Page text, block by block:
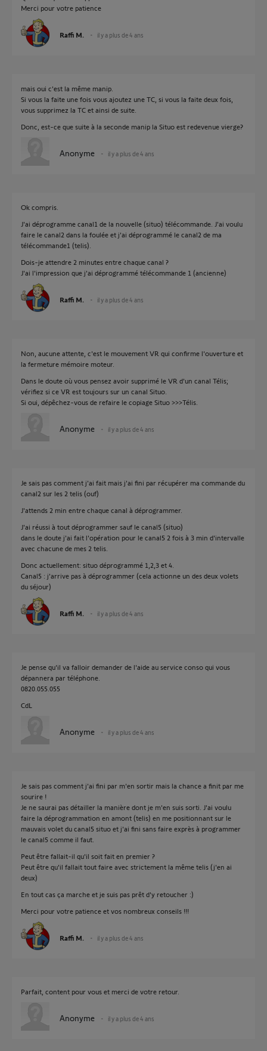
Merci pour votre patience
Raffi M. il y a plus de 4 ans
mais oui c'est la même manip.
Si vous la faite une fois vous ajoutez une TC, si vous la faite deux fois,
vous supprimez la TC et ainsi de suite.
Donc, est-ce que suite à la seconde manip la Situo est redevenue vierge?
Anonyme il y a plus de 4 ans
Ok compris.
J'ai déprogramme canal1 de la nouvelle (situo) télécommande. J'ai voulu
faire le canal2 dans la foulée et j'ai déprogrammé le canal2 de ma
télécommande1 (telis).
Dois-je attendre 2 minutes entre chaque canal ?
J'ai l'impression que j'ai déprogrammé télécommande 1 (ancienne)
Raffi M. il y a plus de 4 ans
Non, aucune attente, c'est le mouvement VR qui confirme l'ouverture et
la fermeture mémoire moteur.
Dans le doute où vous pensez avoir supprimé le VR d'un canal Télis;
vérifiez si ce VR est toujours sur un canal Situo.
Si oui, dépêchez-vous de refaire le copiage Situo >>>Télis.
Anonyme il y a plus de 4 ans
Je sais pas comment j'ai fait mais j'ai fini par récupérer ma commande du
canal2 sur les 2 telis (ouf)
J'attends 2 min entre chaque canal à déprogrammer.
J'ai réussi à tout déprogrammer sauf le canal5 (situo)
dans le doute j'ai fait l'opération pour le canal5 2 fois à 3 min d'intervalle
avec chacune de mes 2 telis.
Donc actuellement: situo déprogrammé 1,2,3 et 4.
Canal5 : j'arrive pas à déprogrammer (cela actionne un des deux volets
du séjour)
Raffi M. il y a plus de 4 ans
Je pense qu'il va falloir demander de l'aide au service conso qui vous
dépannera par téléphone.
0820.055.055
CdL
Anonyme il y a plus de 4 ans
Je sais pas comment j'ai fini par m'en sortir mais la chance a finit par me
sourire !
Je ne saurai pas détailler la manière dont je m'en suis sorti. J'ai voulu
faire la déprogrammation en amont (telis) en me positionnant sur le
mauvais volet du canal5 situo et j'ai fini sans faire exprès à programmer
le canal5 comme il faut.
Peut être fallait-il qu'il soit fait en premier ?
Peut être qu'il fallait tout faire avec strictement la même telis (j'en ai
deux)
En tout cas ça marche et je suis pas prêt d'y retoucher :)
Merci pour votre patience et vos nombreux conseils !!!
Raffi M. il y a plus de 4 ans
Parfait, content pour vous et merci de votre retour.
Anonyme il y a plus de 4 ans